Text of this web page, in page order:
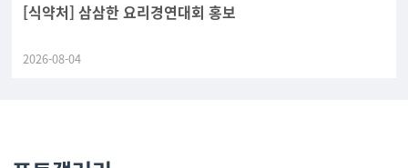
[식약처] 삼삼한 요리경연대회 홍보
2026-08-04